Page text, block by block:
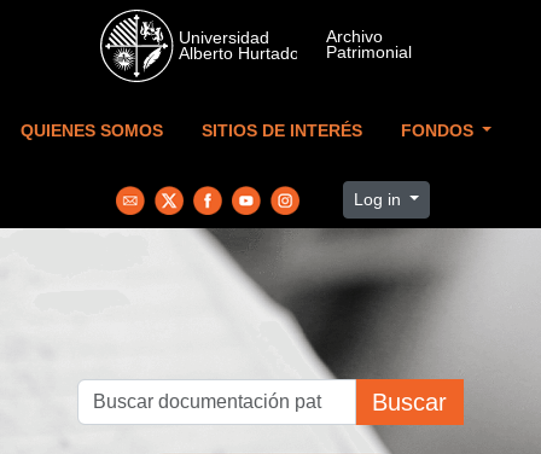
Skip to main content
QUIENES SOMOS SITIOS DE INTERÉS FONDOS
Log in
Buscar